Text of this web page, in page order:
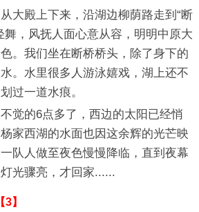
殿上下来，沿湖边柳荫路走到“断
舞，风抚人面心意从容，明明中原大
。我们坐在断桥桥头，除了身下的
。水里很多人游泳嬉戏，湖上还不
过一道水痕。
的6点多了，西边的太阳已经悄
家西湖的水面也因这余辉的光芒映
队人做至夜色慢慢降临，直到夜幕
光骤亮，才回家......
】